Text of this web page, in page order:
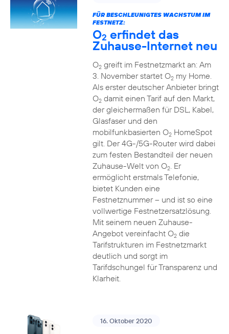
FÜR BESCHLEUNIGTES WACHSTUM IM
FESTNETZ:
O2 erfindet das
Zuhause-Internet neu
O2greift im Festnetzmarkt an: Am
3. November startet O2my Home.
Als erster deutscher Anbieter bringt
O2damit einen Tarif auf den Markt,
der gleichermaßen für DSL, Kabel,
Glasfaser und den
mobilfunkbasierten O2HomeSpot
gilt. Der 4G-/5G-Router wird dabei
zum festen Bestandteil der neuen
Zuhause-Welt von O2. Er
ermöglicht erstmals Telefonie,
bietet Kunden eine
Festnetznummer – und ist so eine
vollwertige Festnetzersatzlösung.
Mit seinem neuen Zuhause-
Angebot vereinfacht O2die
Tarifstrukturen im Festnetzmarkt
deutlich und sorgt im
Tarifdschungel für Transparenz und
Klarheit.
16. Oktober 2020